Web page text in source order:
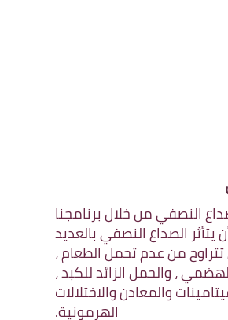
النصفي من خلال برنامجنا
الصداع النصفي بالعديد
من عدم تحمل الطعام ،
، والحمل الزائد للكبد ،
والمعادن والاختلالات
الهرمونية.